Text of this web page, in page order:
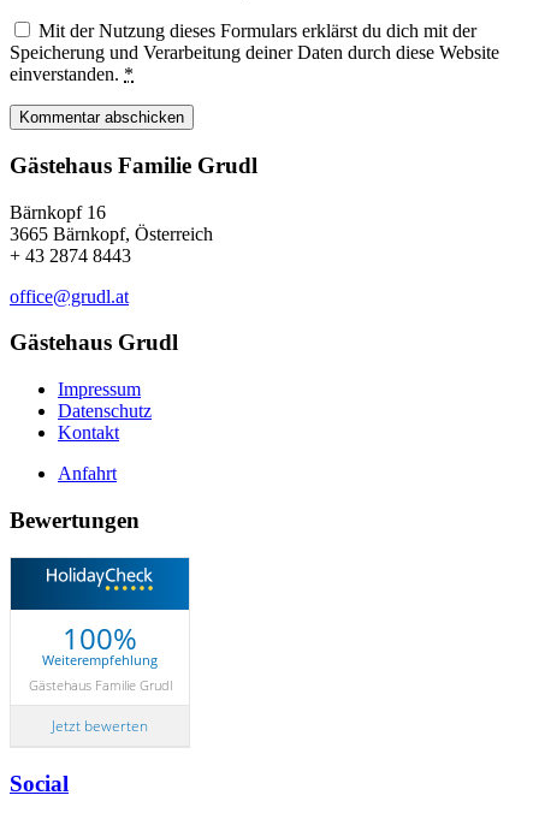
Mit der Nutzung dieses Formulars erklärst du dich mit der
Speicherung und Verarbeitung deiner Daten durch diese Website
einverstanden. *
Kommentar abschicken
Gästehaus Familie Grudl
Bärnkopf 16
3665 Bärnkopf, Österreich
+ 43 2874 8443
office@grudl.at
Gästehaus Grudl
Impressum
Datenschutz
Kontakt
Anfahrt
Bewertungen
100%
Weiterempfehlung
Gästehaus Familie Grudl
Jetzt bewerten
Social